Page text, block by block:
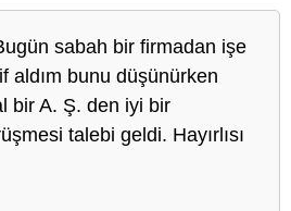
sabah bir firmadan işe
aldım bunu düşünürken
bir A. Ş. den iyi bir
talebi geldi. Hayırlısı